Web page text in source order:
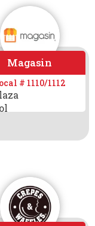
Magasin
# 1110/1112